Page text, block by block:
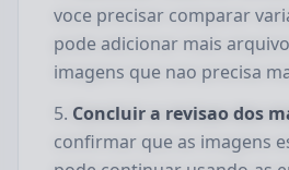
voce precisar comparar
pode adicionar mais
imagens que nao precisa
Concluir a revisao dos
confirmar que as imagens